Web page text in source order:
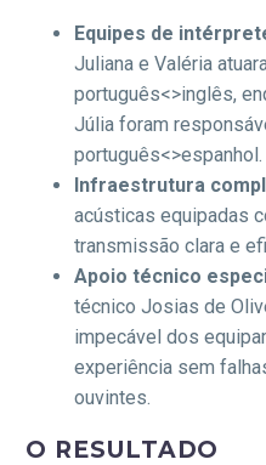
Equipes de
Juliana e Valéria
português<>inglês,
Júlia foram
português<>espanhol.
Infraestrutura
acústicas equipadas
transmissão clara e
Apoio técnico
técnico Josias de
impecável dos
experiência sem
ouvintes.
O RESULTADO